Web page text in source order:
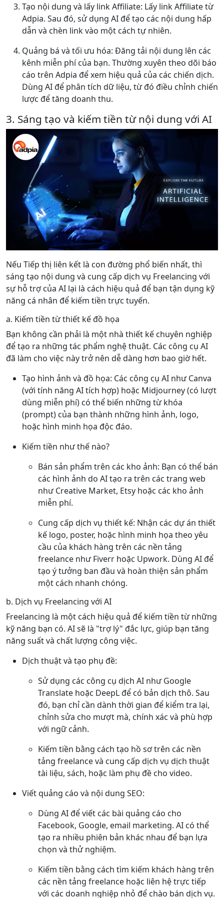
Tạo nội dung và lấy link Affiliate: Lấy link Affiliate từ
Adpia. Sau đó, sử dụng AI để tạo các nội dung hấp
dẫn và chèn link vào một cách tự nhiên.
Quảng bá và tối ưu hóa: Đăng tải nội dung lên các
kênh miễn phí của bạn. Thường xuyên theo dõi báo
cáo trên Adpia để xem hiệu quả của các chiến dịch.
Dùng AI để phân tích dữ liệu, từ đó điều chỉnh chiến
lược để tăng doanh thu.
3. Sáng tạo và kiếm tiền từ nội dung với AI
Nếu Tiếp thị liên kết là con đường phổ biến nhất, thì
sáng tạo nội dung và cung cấp dịch vụ Freelancing với
sự hỗ trợ của AI lại là cách hiệu quả để bạn tận dụng kỹ
năng cá nhân để kiếm tiền trực tuyến.
a. Kiếm tiền từ thiết kế đồ họa
Bạn không cần phải là một nhà thiết kế chuyên nghiệp
để tạo ra những tác phẩm nghệ thuật. Các công cụ AI
đã làm cho việc này trở nên dễ dàng hơn bao giờ hết.
Tạo hình ảnh và đồ họa: Các công cụ AI như Canva
(với tính năng AI tích hợp) hoặc Midjourney (có lượt
dùng miễn phí) có thể biến những từ khóa
(prompt) của bạn thành những hình ảnh, logo,
hoặc hình minh họa độc đáo.
Kiếm tiền như thế nào?
Bán sản phẩm trên các kho ảnh: Bạn có thể bán
các hình ảnh do AI tạo ra trên các trang web
như Creative Market, Etsy hoặc các kho ảnh
miễn phí.
Cung cấp dịch vụ thiết kế: Nhận các dự án thiết
kế logo, poster, hoặc hình minh họa theo yêu
cầu của khách hàng trên các nền tảng
freelance như Fiverr hoặc Upwork. Dùng AI để
tạo ý tưởng ban đầu và hoàn thiện sản phẩm
một cách nhanh chóng.
b. Dịch vụ Freelancing với AI
Freelancing là một cách hiệu quả để kiếm tiền từ những
kỹ năng bạn có. AI sẽ là "trợ lý" đắc lực, giúp bạn tăng
năng suất và chất lượng công việc.
Dịch thuật và tạo phụ đề:
Sử dụng các công cụ dịch AI như Google
Translate hoặc DeepL để có bản dịch thô. Sau
đó, bạn chỉ cần dành thời gian để kiểm tra lại,
chỉnh sửa cho mượt mà, chính xác và phù hợp
với ngữ cảnh.
Kiếm tiền bằng cách tạo hồ sơ trên các nền
tảng freelance và cung cấp dịch vụ dịch thuật
tài liệu, sách, hoặc làm phụ đề cho video.
Viết quảng cáo và nội dung SEO:
Dùng AI để viết các bài quảng cáo cho
Facebook, Google, email marketing. AI có thể
tạo ra nhiều phiên bản khác nhau để bạn lựa
chọn và thử nghiệm.
Kiếm tiền bằng cách tìm kiếm khách hàng trên
các nền tảng freelance hoặc liên hệ trực tiếp
với các doanh nghiệp nhỏ để chào bán dịch vụ.